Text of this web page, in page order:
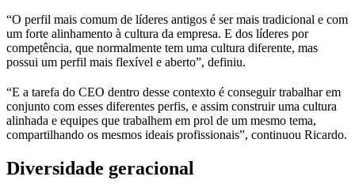
“O perfil mais comum de líderes antigos é ser mais tradicional e com
um forte alinhamento à cultura da empresa. E dos líderes por
competência, que normalmente tem uma cultura diferente, mas
possui um perfil mais flexível e aberto”, definiu.
“E a tarefa do CEO dentro desse contexto é conseguir trabalhar em
conjunto com esses diferentes perfis, e assim construir uma cultura
alinhada e equipes que trabalhem em prol de um mesmo tema,
compartilhando os mesmos ideais profissionais”, continuou Ricardo.
Diversidade geracional